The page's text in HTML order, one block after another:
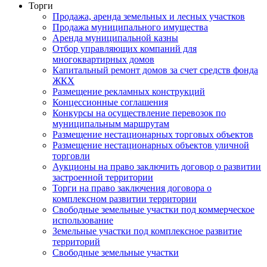
Торги
Продажа, аренда земельных и лесных участков
Продажа муниципального имущества
Аренда муниципальной казны
Отбор управляющих компаний для
многоквартирных домов
Капитальный ремонт домов за счет средств фонда
ЖКХ
Размещение рекламных конструкций
Концессионные соглашения
Конкурсы на осуществление перевозок по
муниципальным маршрутам
Размещение нестационарных торговых объектов
Размещение нестационарных объектов уличной
торговли
Аукционы на право заключить договор о развитии
застроенной территории
Торги на право заключения договора о
комплексном развитии территории
Свободные земельные участки под коммерческое
использование
Земельные участки под комплексное развитие
территорий
Свободные земельные участки